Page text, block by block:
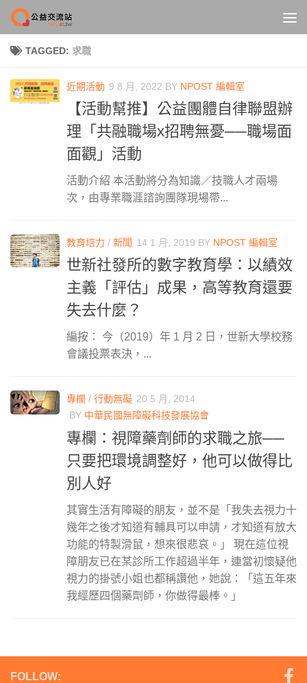
Skip to content
TAGGED: 求職
近期活動 9 8 月, 2022 BY NPOST 編輯室
【活動幫推】公益團體自律聯盟辦
理「共融職場x招聘無憂──職場面
面觀」活動
活動介紹 本活動將分為知識／技職人才兩場
次，由專業職涯諮詢團隊現場帶...
教育培力 / 新聞 14 1 月, 2019 BY NPOST 編輯室
世新社發所的數字教育學：以績效
主義「評估」成果，高等教育還要
失去什麼？
編按： 今（2019）年 1 月 2 日，世新大學校務
會議投票表決，...
專欄 / 行動無礙 20 5 月, 2014
BY 中華民國無障礙科技發展協會
專欄：視障藥劑師的求職之旅──
只要把環境調整好，他可以做得比
別人好
其實生活有障礙的朋友，並不是「我失去視力十
幾年之後才知道有輔具可以申請，才知道有放大
功能的特製滑鼠，想來很悲哀。」 現在這位視
障朋友已在某診所工作超過半年，連當初懷疑他
視力的掛號小姐也都稱讚他，她說：「這五年來
我經歷四個藥劑師，你做得最棒。」
FOLLOW: